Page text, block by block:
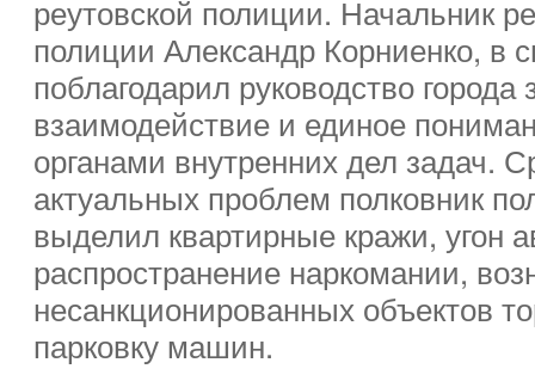
реутовской полиции. Начальник
полиции Александр Корниенко, в
поблагодарил руководство города
взаимодействие и единое
органами внутренних дел задач.
актуальных проблем полковник
выделил квартирные кражи, угон
распространение наркомании,
несанкционированных объектов
парковку машин.